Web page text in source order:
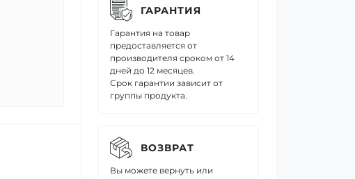
ГАРАНТИЯ
Гарантия на товар
предоставляется от
производителя сроком от 14
дней до 12 месяцев.
Срок гарантии зависит от
группы продукта.
ВОЗВРАТ
Вы можете вернуть или